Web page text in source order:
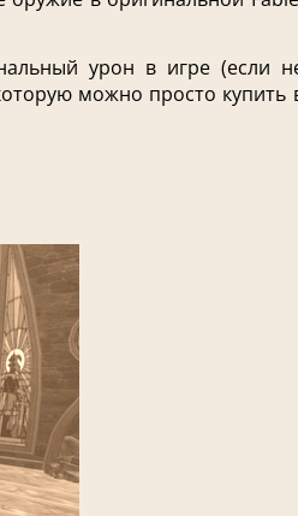
урон в игре (если
можно просто купить